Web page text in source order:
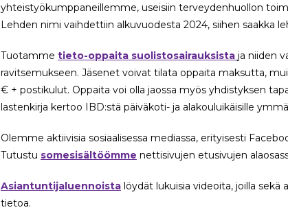
yhteistyökumppaneillemme, useisiin terveydenhuollon
Lehden nimi vaihdettiin alkuvuodesta 2024, siihen saakka
Tuotamme tieto-oppaita suolistosairauksista ja niiden
ravitsemukseen. Jäsenet voivat tilata oppaita maksutta,
€ + postikulut. Oppaita voi olla jaossa myös yhdistyksen
lastenkirja kertoo IBD:stä päiväkoti- ja alakouluikäisille
Olemme aktiivisia sosiaalisessa mediassa, erityisesti
Tutustu somesisältöömme nettisivujen etusivujen
Asiantuntijaluennoista löydät lukuisia videoita, joilla
tietoa.